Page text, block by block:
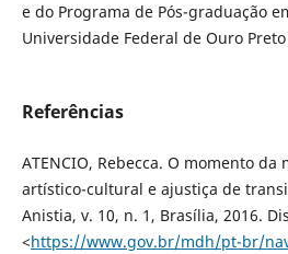
e do Programa de Pós-graduação
Universidade Federal de Ouro
Referências
ATENCIO, Rebecca. O momento
artístico-cultural e ajustiça de
Anistia, v. 10, n. 1, Brasília, 2016.
<https://www.gov.br/mdh/pt-br/